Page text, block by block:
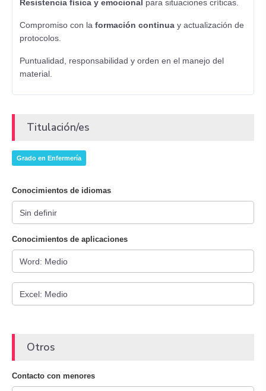
Resistencia física y emocional para situaciones críticas.
Compromiso con la formación continua y actualización de
protocolos.
Puntualidad, responsabilidad y orden en el manejo del
material.
Titulación/es
Grado en Enfermería
Conocimientos de idiomas
Conocimientos de aplicaciones
Otros
Contacto con menores